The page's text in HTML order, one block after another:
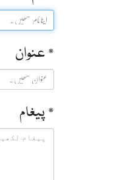
* عنوان
* پیغام